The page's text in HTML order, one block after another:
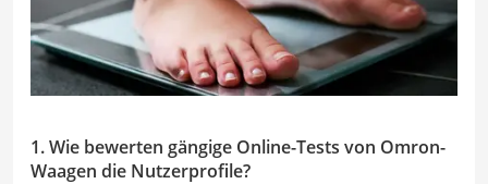
1. Wie bewerten gängige Online-Tests von Omron-
Waagen die Nutzerprofile?